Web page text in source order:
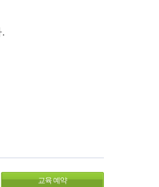
교육 예약